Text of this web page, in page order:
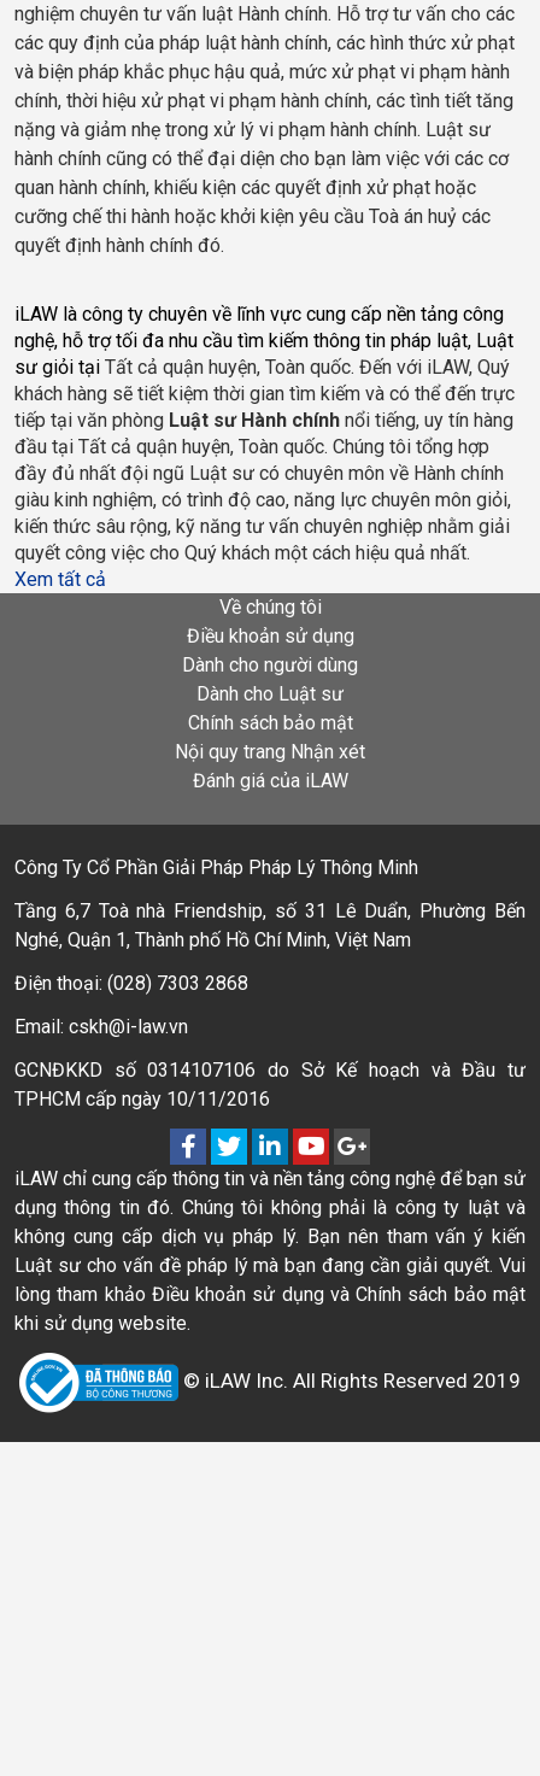
nghiệm chuyên tư vấn luật Hành chính. Hỗ trợ tư vấn cho các
các quy định của pháp luật hành chính, các hình thức xử phạt
và biện pháp khắc phục hậu quả, mức xử phạt vi phạm hành
chính, thời hiệu xử phạt vi phạm hành chính, các tình tiết tăng
nặng và giảm nhẹ trong xử lý vi phạm hành chính. Luật sư
hành chính cũng có thể đại diện cho bạn làm việc với các cơ
quan hành chính, khiếu kiện các quyết định xử phạt hoặc
cưỡng chế thi hành hoặc khởi kiện yêu cầu Toà án huỷ các
quyết định hành chính đó.
iLAW là công ty chuyên về lĩnh vực cung cấp nền tảng công
nghệ, hỗ trợ tối đa nhu cầu tìm kiếm thông tin pháp luật, Luật
sư giỏi tại Tất cả quận huyện, Toàn quốc. Đến với iLAW, Quý
khách hàng sẽ tiết kiệm thời gian tìm kiếm và có thể đến trực
tiếp tại văn phòng Luật sư Hành chính nổi tiếng, uy tín hàng
đầu tại Tất cả quận huyện, Toàn quốc. Chúng tôi tổng hợp
đầy đủ nhất đội ngũ Luật sư có chuyên môn về Hành chính
giàu kinh nghiệm, có trình độ cao, năng lực chuyên môn giỏi,
kiến thức sâu rộng, kỹ năng tư vấn chuyên nghiệp nhằm giải
quyết công việc cho Quý khách một cách hiệu quả nhất.
Xem tất cả
Về chúng tôi
Điều khoản sử dụng
Dành cho người dùng
Dành cho Luật sư
Chính sách bảo mật
Nội quy trang Nhận xét
Đánh giá của iLAW
Công Ty Cổ Phần Giải Pháp Pháp Lý Thông Minh
Tầng 6,7 Toà nhà Friendship, số 31 Lê Duẩn, Phường Bến
Nghé, Quận 1, Thành phố Hồ Chí Minh, Việt Nam
Điện thoại: (028) 7303 2868
Email: cskh@i-law.vn
GCNĐKKD số 0314107106 do Sở Kế hoạch và Đầu tư
TPHCM cấp ngày 10/11/2016
iLAW chỉ cung cấp thông tin và nền tảng công nghệ để bạn sử
dụng thông tin đó. Chúng tôi không phải là công ty luật và
không cung cấp dịch vụ pháp lý. Bạn nên tham vấn ý kiến
Luật sư cho vấn đề pháp lý mà bạn đang cần giải quyết. Vui
lòng tham khảo Điều khoản sử dụng và Chính sách bảo mật
khi sử dụng website.
© iLAW Inc. All Rights Reserved 2019